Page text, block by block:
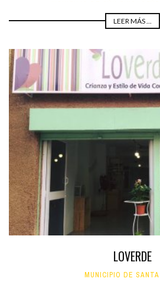
LEER MÁS ...
LOVERDE
MUNICIPIO DE SANTA